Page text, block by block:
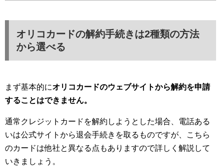
オリコカードの解約手続きは2種類の方法
から選べる
まず基本的にオリコカードのウェブサイトから解約を申請
することはできません。
通常クレジットカードを解約しようとした場合、電話ある
いは公式サイトから退会手続きを取るものですが、こちら
のカードは他社と異なる点もありますので詳しく解説して
いきましょう。